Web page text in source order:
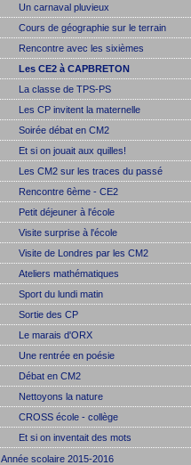
Un carnaval pluvieux
Cours de géographie sur le terrain
Rencontre avec les sixièmes
Les CE2 à CAPBRETON
La classe de TPS-PS
Les CP invitent la maternelle
Soirée débat en CM2
Et si on jouait aux quilles!
Les CM2 sur les traces du passé
Rencontre 6ème - CE2
Petit déjeuner à l'école
Visite surprise à l'école
Visite de Londres par les CM2
Ateliers mathématiques
Sport du lundi matin
Sortie des CP
Le marais d'ORX
Une rentrée en poésie
Débat en CM2
Nettoyons la nature
CROSS école - collège
Et si on inventait des mots
Année scolaire 2015-2016